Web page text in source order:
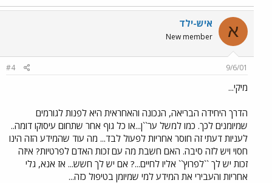
א איש-ילד
New member
9/6/01
#4
מיקי...
הדרך היחידה הבריאה, הנכונה והאחראית היא לפנות לגורמים
שמיומנים לכך. כמו למשל ער``ן...או כל גוף אחר שתחום עיסוקו דומה..
לעניות דעתי זה חוסר אחריות לפעול לבד... מה עוד שהמידע הזה הינו
חסוי ויש לזה סיבה. האם חשבת מה עם זכות האדם לפרטיות? איזה
זכות יש לך ``לפרוץ`` אליו לחיים...? אם יש לך חשש... אז אנא, גלי
אחריות והעבירי את המידע למי שמיומן בטיפול כזה...